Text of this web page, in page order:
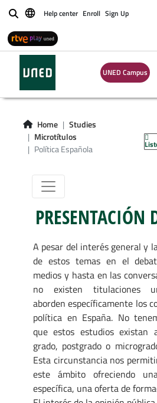
BuscarHelp center Enroll Sign Up
UNED Campus
Home
Studies
Microtítulos
Política Española
Microgrado
Política
PRESENTACIÓN
A pesar del interés general y
de estos temas en el
medios y hasta en las
no existen titulaciones
aborden específicamente los
política en España. No
que estos estudios existan
grado, postgrado o
Esta circunstancia nos
este ámbito ofreciendo
específica, una oferta de